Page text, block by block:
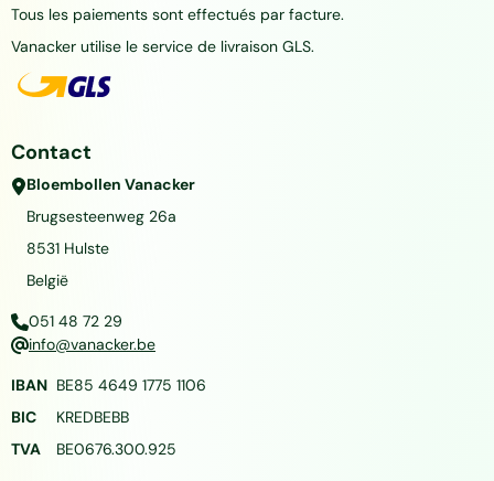
Tous les paiements sont effectués par facture.
Vanacker utilise le service de livraison GLS.
Contact
Bloembollen Vanacker
Brugsesteenweg 26a
8531 Hulste
België
051 48 72 29
info@vanacker.be
IBAN BE85 4649 1775 1106
BIC
KREDBEBB
TVA
BE0676.300.925